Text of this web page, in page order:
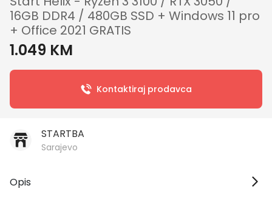
16GB DDR4 / 480GB SSD + Windows 11 pro
+ Office 2021 GRATIS
1.049 KM
Kontaktiraj prodavca
STARTBA
Sarajevo
Opis